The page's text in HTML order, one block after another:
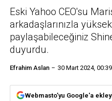
Eski Yahoo CEO'su
arkadaşlarınızla
paylaşabileceğiniz
duyurdu.
Efrahim Aslan 30 Mart 2024, 00:39
Webmasto'yu Google'a